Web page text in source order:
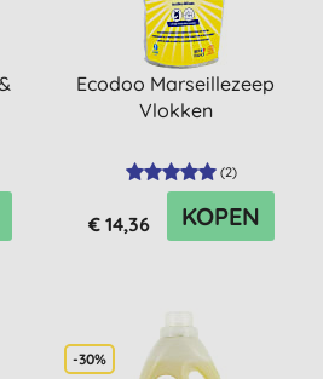
Ecodoo Marseillezeep
Vlokken
(2)
€ 14,36 KOPEN
-30%